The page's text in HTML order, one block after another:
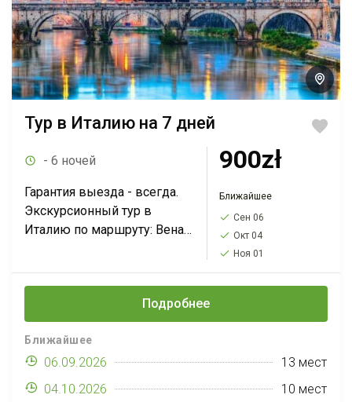
Тур в Италию на 7 дней
- 6 ночей
Гарантия выезда - всегда.
Экскурсионный тур в
Италию по маршруту: Вена-
Ватикан-Венеция-Брно*-
Краков*. Тур на 7 дней с
выездами по воскресеньям
за 900 PLN. Вы увидите
'золотой...
900zł
Ближайшее
Сен 06
Окт 04
Ноя 01
Подробнее
Ближайшее
06.09.2026
13 мест
04.10.2026
10 мест